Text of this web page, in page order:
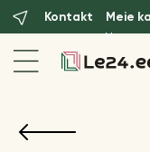
Kontakt Meie